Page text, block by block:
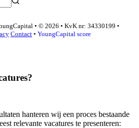
• © 2026 • KvK nr: 34330199 •
Contact • YoungCapital score
hanteren wij een proces bestaande
relevante vacatures te presenteren: